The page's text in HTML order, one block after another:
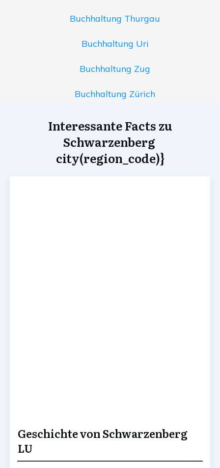
Buchhaltung Thurgau
Buchhaltung Uri
Buchhaltung Zug
Buchhaltung Zürich
Interessante Facts zu
Schwarzenberg
city(region_code)}
Geschichte von Schwarzenberg
LU